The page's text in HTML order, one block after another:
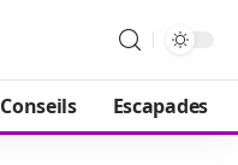
Conseils Escapades